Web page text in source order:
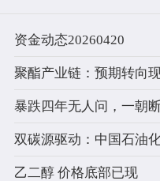
资金动态20260420
乙二醇 价格底部已现